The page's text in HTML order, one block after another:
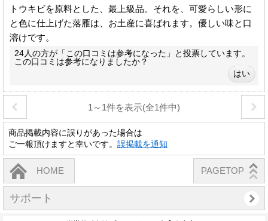
トウキビを原料とした、最上級品。それを、可愛らしい形に
と色に仕上げた落雁は、お土産に喜ばれます。優しい味と口
溶けです。
24人の方が「この口コミは参考になった」と投票しています。
この口コミは参考になりましたか？
1～1件を表示(全1件中)
商品掲載内容に誤りがあった場合は
ご一報頂けますと幸いです。 誤掲載を通知
HOME PAGETOP
サポート